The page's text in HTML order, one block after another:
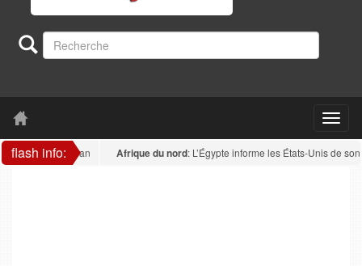
flash info:
sur l’Iran Afrique du nord: L’Égypte informe les États-Unis de son